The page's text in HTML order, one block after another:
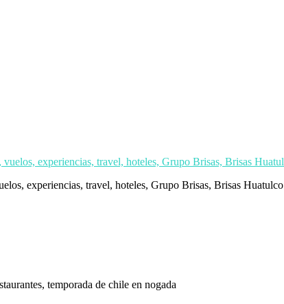
experiencias, travel, hoteles, Grupo Brisas, Brisas Huatulco